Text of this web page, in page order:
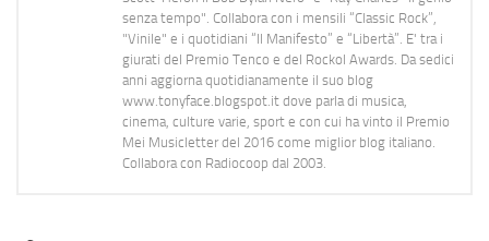
senza tempo". Collabora con i mensili “Classic Rock”,
"Vinile" e i quotidiani “Il Manifesto” e “Libertà”. E' tra i
giurati del Premio Tenco e del Rockol Awards. Da sedici
anni aggiorna quotidianamente il suo blog
www.tonyface.blogspot.it dove parla di musica,
cinema, culture varie, sport e con cui ha vinto il Premio
Mei Musicletter del 2016 come miglior blog italiano.
Collabora con Radiocoop dal 2003.